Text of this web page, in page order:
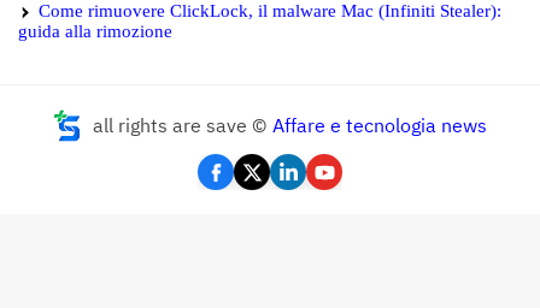
Come rimuovere ClickLock, il malware Mac (Infiniti Stealer):
guida alla rimozione
all rights are save © Affare e tecnologia news